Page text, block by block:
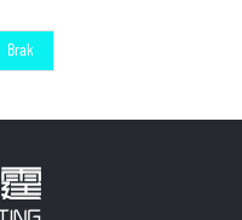
Brak